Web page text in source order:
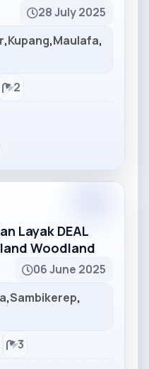
28 July 2025
,Kupang,Maulafa,
2
Layak DEAL
Woodland
06 June 2025
,Sambikerep,
3